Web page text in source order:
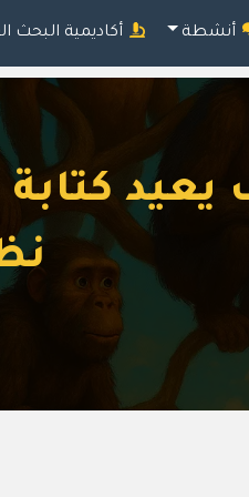
أنشطة أكاديمية البحث